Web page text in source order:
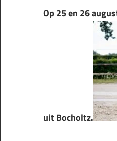
Op 25 en 26
uit Bocholtz.